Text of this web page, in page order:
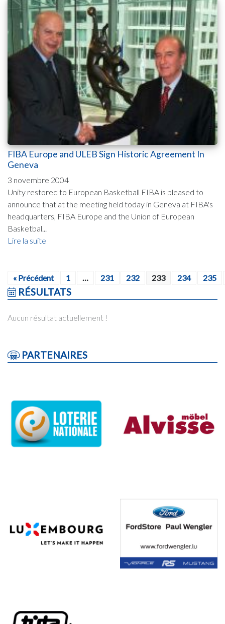
FIBA Europe and ULEB Sign Historic Agreement In
Geneva
3 novembre 2004
Unity restored to European Basketball FIBA is pleased to
announce that at the meeting held today in Geneva at FIBA's
headquarters, FIBA Europe and the Union of European
Basketbal...
Lire la suite
« Précédent 1 … 231 232 233 234 235
RÉSULTATS
Aucun résultat actuellement !
PARTENAIRES